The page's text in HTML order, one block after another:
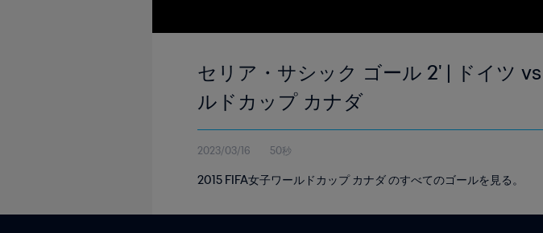
セリア・サシック ゴール 2' | ドイツ
ルドカップ カナダ
2023/03/16 50秒
2015 FIFA女子ワールドカップ カナダ のすべてのゴールを見る。